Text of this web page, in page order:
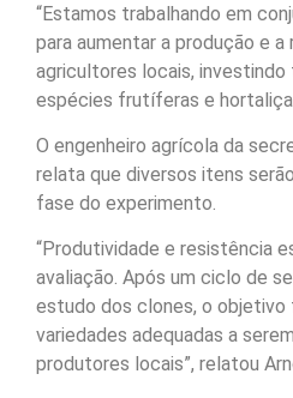
“Estamos trabalhando em
para aumentar a produção e
agricultores locais,
espécies frutíferas e
O engenheiro agrícola da
relata que diversos itens
fase do experimento.
“Produtividade e resistência
avaliação. Após um ciclo de
estudo dos clones, o objetivo
variedades adequadas a
produtores locais”, relatou